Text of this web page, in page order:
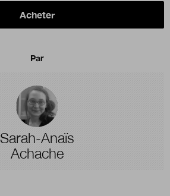
Acheter
Par
Sarah-Anaïs
Achache